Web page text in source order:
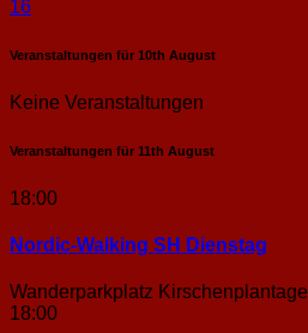
16
Veranstaltungen für 10th August
Keine Veranstaltungen
Veranstaltungen für 11th August
18:00
Nordic-Walking SH Dienstag
Wanderparkplatz Kirschenplantage
18:00